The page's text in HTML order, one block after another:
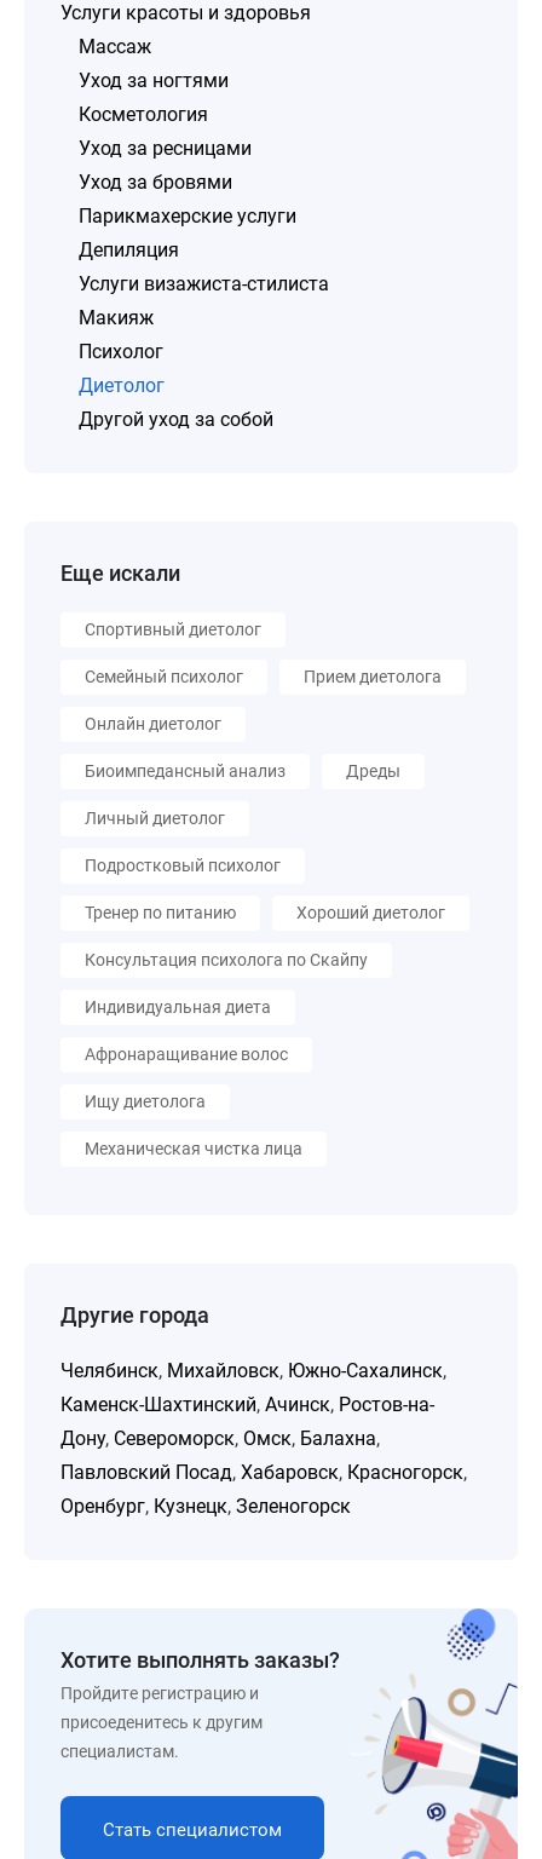
Услуги красоты и здоровья
Массаж
Уход за ногтями
Косметология
Уход за ресницами
Уход за бровями
Парикмахерские услуги
Депиляция
Услуги визажиста-стилиста
Макияж
Психолог
Диетолог
Другой уход за собой
Еще искали
Спортивный диетолог
Семейный психолог Прием диетолога
Онлайн диетолог
Биоимпедансный анализ Дреды
Личный диетолог
Подростковый психолог
Тренер по питанию Хороший диетолог
Консультация психолога по Скайпу
Индивидуальная диета
Афронаращивание волос
Ищу диетолога
Механическая чистка лица
Другие города
Челябинск, Михайловск, Южно-Сахалинск,
Каменск-Шахтинский, Ачинск, Ростов-на-
Дону, Североморск, Омск, Балахна,
Павловский Посад, Хабаровск, Красногорск,
Оренбург, Кузнецк, Зеленогорск
Хотите выполнять заказы?
Пройдите регистрацию и
присоеденитесь к другим
специалистам.
Стать специалистом